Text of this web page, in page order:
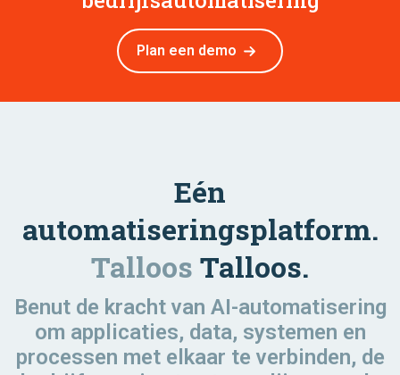
Plan een demo
Eén
automatiseringsplatform.
Talloos Talloos.
Benut de kracht van AI-automatisering
om applicaties, data, systemen en
processen met elkaar te verbinden, de